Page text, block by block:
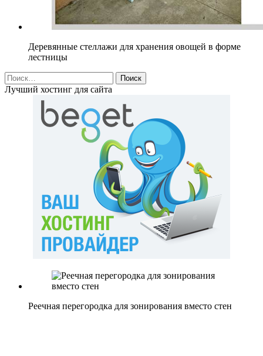
Деревянные стеллажи для хранения овощей в форме
лестницы
Найти:
Лучший хостинг для сайта
Реечная перегородка для зонирования вместо стен